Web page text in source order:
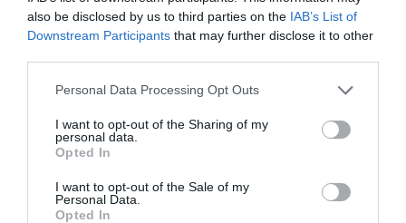
also be disclosed by us to third parties on the IAB’s List of
Downstream Participants that may further disclose it to other
Personal Data Processing Opt Outs
I want to opt-out of the Sharing of my
personal data.
Opted In
I want to opt-out of the Sale of my
Personal Data.
Opted In
DERNIERS COMMENTAIRES
Helpera commenté l'article :